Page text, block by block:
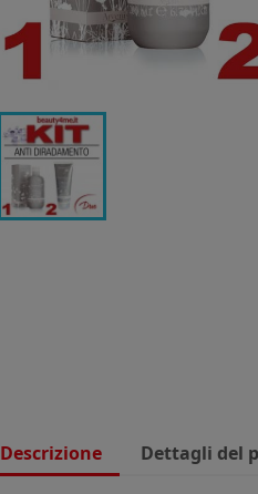
Descrizione Dettagli del